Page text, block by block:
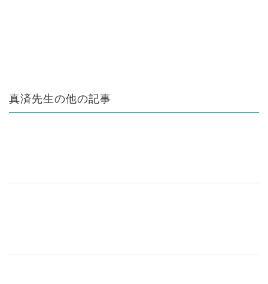
真済先生の他の記事